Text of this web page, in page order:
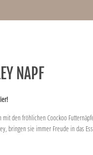
NAPF
mit den fröhlichen Coockoo
bringen sie immer Freude in das